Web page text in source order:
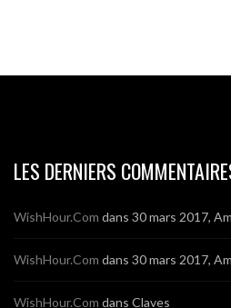
LES DERNIERS
WishHour.Com dans 30 mars 2017,
WishHour.Com dans 30 mars 2017,
WishHour.Com dans Claves